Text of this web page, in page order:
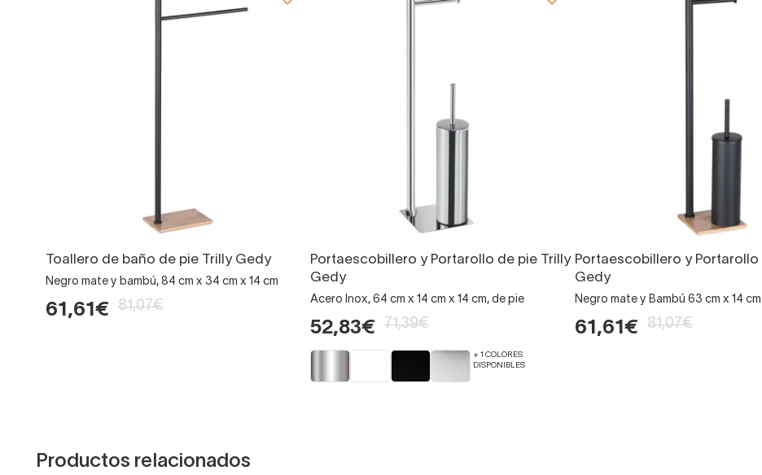
Toallero de baño de pie Trilly Gedy
Negro mate y bambú, 84 cm x 34 cm x 14 cm
61,61€ 81,07€
Portaescobillero y Portarollo de pie Trilly
Gedy
Acero Inox, 64 cm x 14 cm x 14 cm, de pie
52,83€ 71,39€
+ 1 COLORES
DISPONIBLES
Portaescobillero y Portarollo
Gedy
Negro mate y Bambú 63 cm x 14
61,61€ 81,07€
Productos relacionados